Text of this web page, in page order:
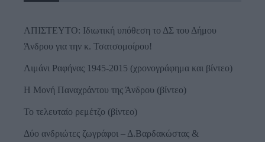
ΑΠΙΣΤΕΥΤΟ: Ιδιωτική υπόθεση το ΔΣ του Δήμου
Άνδρου για την κ. Τσατσομοίρου!
Λιμάνι Ραφήνας 1945-2015 (χρονογράφημα και βίντεο)
Η Μονή Παναχράντου της Άνδρου (βίντεο)
Το τελευταίο ρεμέτζο (βίντεο)
Δύο ανδριώτες ζωγράφοι – Δ.Βαρδακώστας &